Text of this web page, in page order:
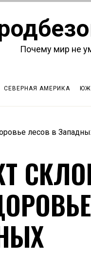
Почему мир не
СЕВЕРНАЯ АМЕРИКА
лесов в